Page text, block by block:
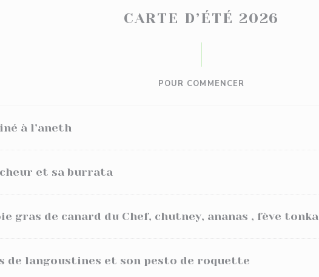
CARTE D’ÉTÉ 2026
POUR COMMENCER
à l’aneth
et sa burrata
gras de canard du Chef, chutney, ananas , fève tonka
de langoustines et son pesto de roquette